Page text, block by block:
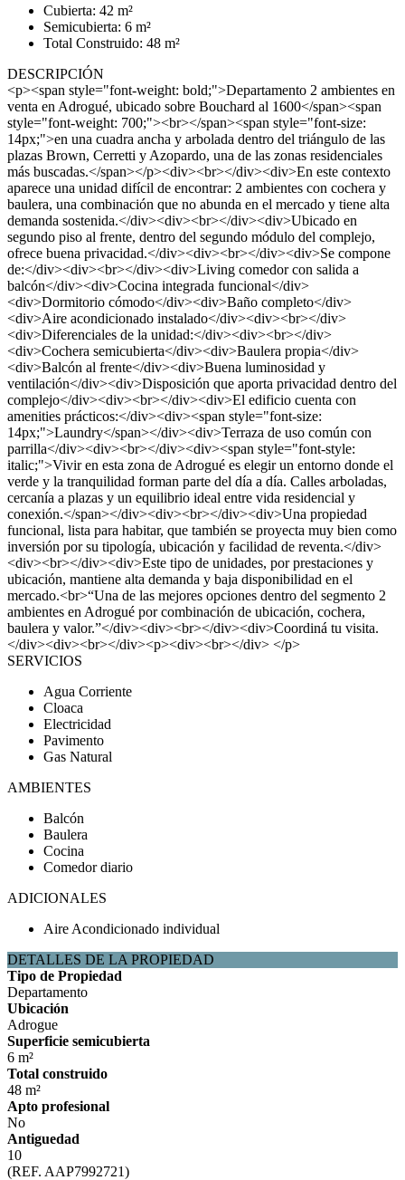
Cubierta: 42 m²
Semicubierta: 6 m²
Total Construido: 48 m²
DESCRIPCIÓN
<p><span style="font-weight: bold;">Departamento 2 ambientes en
venta en Adrogué, ubicado sobre Bouchard al 1600</span><span
style="font-weight: 700;"><br></span><span style="font-size:
14px;">en una cuadra ancha y arbolada dentro del triángulo de las
plazas Brown, Cerretti y Azopardo, una de las zonas residenciales
más buscadas.</span></p><div><br></div><div>En este contexto
aparece una unidad difícil de encontrar: 2 ambientes con cochera y
baulera, una combinación que no abunda en el mercado y tiene alta
demanda sostenida.</div><div><br></div><div>Ubicado en
segundo piso al frente, dentro del segundo módulo del complejo,
ofrece buena privacidad.</div><div><br></div><div>Se compone
de:</div><div><br></div><div>Living comedor con salida a
balcón</div><div>Cocina integrada funcional</div>
<div>Dormitorio cómodo</div><div>Baño completo</div>
<div>Aire acondicionado instalado</div><div><br></div>
<div>Diferenciales de la unidad:</div><div><br></div>
<div>Cochera semicubierta</div><div>Baulera propia</div>
<div>Balcón al frente</div><div>Buena luminosidad y
ventilación</div><div>Disposición que aporta privacidad dentro del
complejo</div><div><br></div><div>El edificio cuenta con
amenities prácticos:</div><div><span style="font-size:
14px;">Laundry</span></div><div>Terraza de uso común con
parrilla</div><div><br></div><div><span style="font-style:
italic;">Vivir en esta zona de Adrogué es elegir un entorno donde el
verde y la tranquilidad forman parte del día a día. Calles arboladas,
cercanía a plazas y un equilibrio ideal entre vida residencial y
conexión.</span></div><div><br></div><div>Una propiedad
funcional, lista para habitar, que también se proyecta muy bien como
inversión por su tipología, ubicación y facilidad de reventa.</div>
<div><br></div><div>Este tipo de unidades, por prestaciones y
ubicación, mantiene alta demanda y baja disponibilidad en el
mercado.<br>“Una de las mejores opciones dentro del segmento 2
ambientes en Adrogué por combinación de ubicación, cochera,
baulera y valor.”</div><div><br></div><div>Coordiná tu visita.
</div><div><br></div><p><div><br></div> </p>
SERVICIOS
Agua Corriente
Cloaca
Electricidad
Pavimento
Gas Natural
AMBIENTES
Balcón
Baulera
Cocina
Comedor diario
ADICIONALES
Aire Acondicionado individual
DETALLES DE LA PROPIEDAD
Tipo de Propiedad
Departamento
Ubicación
Adrogue
Superficie semicubierta
6 m²
Total construido
48 m²
Apto profesional
No
Antiguedad
10
(REF. AAP7992721)